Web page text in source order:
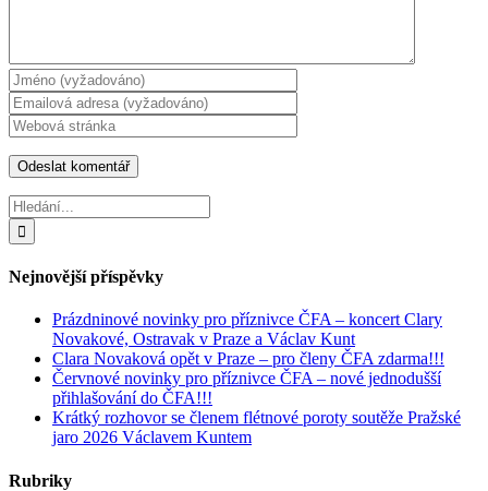
Hledat:
Nejnovější příspěvky
Prázdninové novinky pro příznivce ČFA – koncert Clary
Novakové, Ostravak v Praze a Václav Kunt
Clara Novaková opět v Praze – pro členy ČFA zdarma!!!
Červnové novinky pro příznivce ČFA – nové jednodušší
přihlašování do ČFA!!!
Krátký rozhovor se členem flétnové poroty soutěže Pražské
jaro 2026 Václavem Kuntem
Rubriky